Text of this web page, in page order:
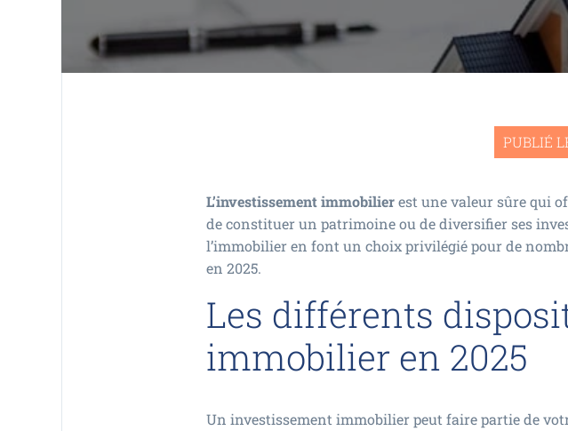
PUBLIÉ
L’investissement immobilierest une valeur sûre qui
de constituer un patrimoine ou de diversifier ses
l’immobilier en font un choix privilégié pour de
en 2025.
Les différents
immobilier en 2025
Un investissement immobilier peut faire partie de